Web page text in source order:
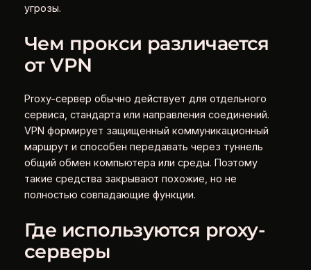
угрозы.
Чем прокси различается
от VPN
Proxy-сервер обычно действует для отдельного
сервиса, стандарта или направления соединений.
VPN формирует защищенный коммуникационный
маршрут и способен передавать через туннель
общий обмен компьютера или среды. Поэтому
такие средства закрывают похожие, но не
полностью совпадающие функции.
Где используются proxy-
серверы